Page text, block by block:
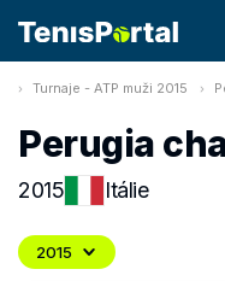
Turnaje - ATP muži 2015
Perugia
2015 Itálie
2015